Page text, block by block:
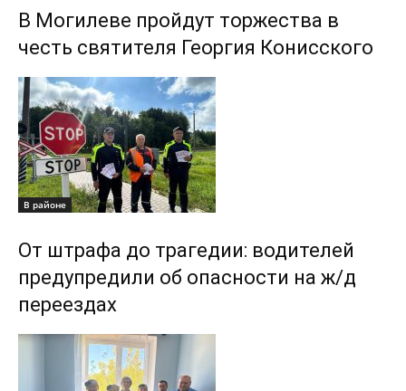
В Могилеве пройдут торжества в
честь святителя Георгия Конисского
В районе
От штрафа до трагедии: водителей
предупредили об опасности на ж/д
переездах